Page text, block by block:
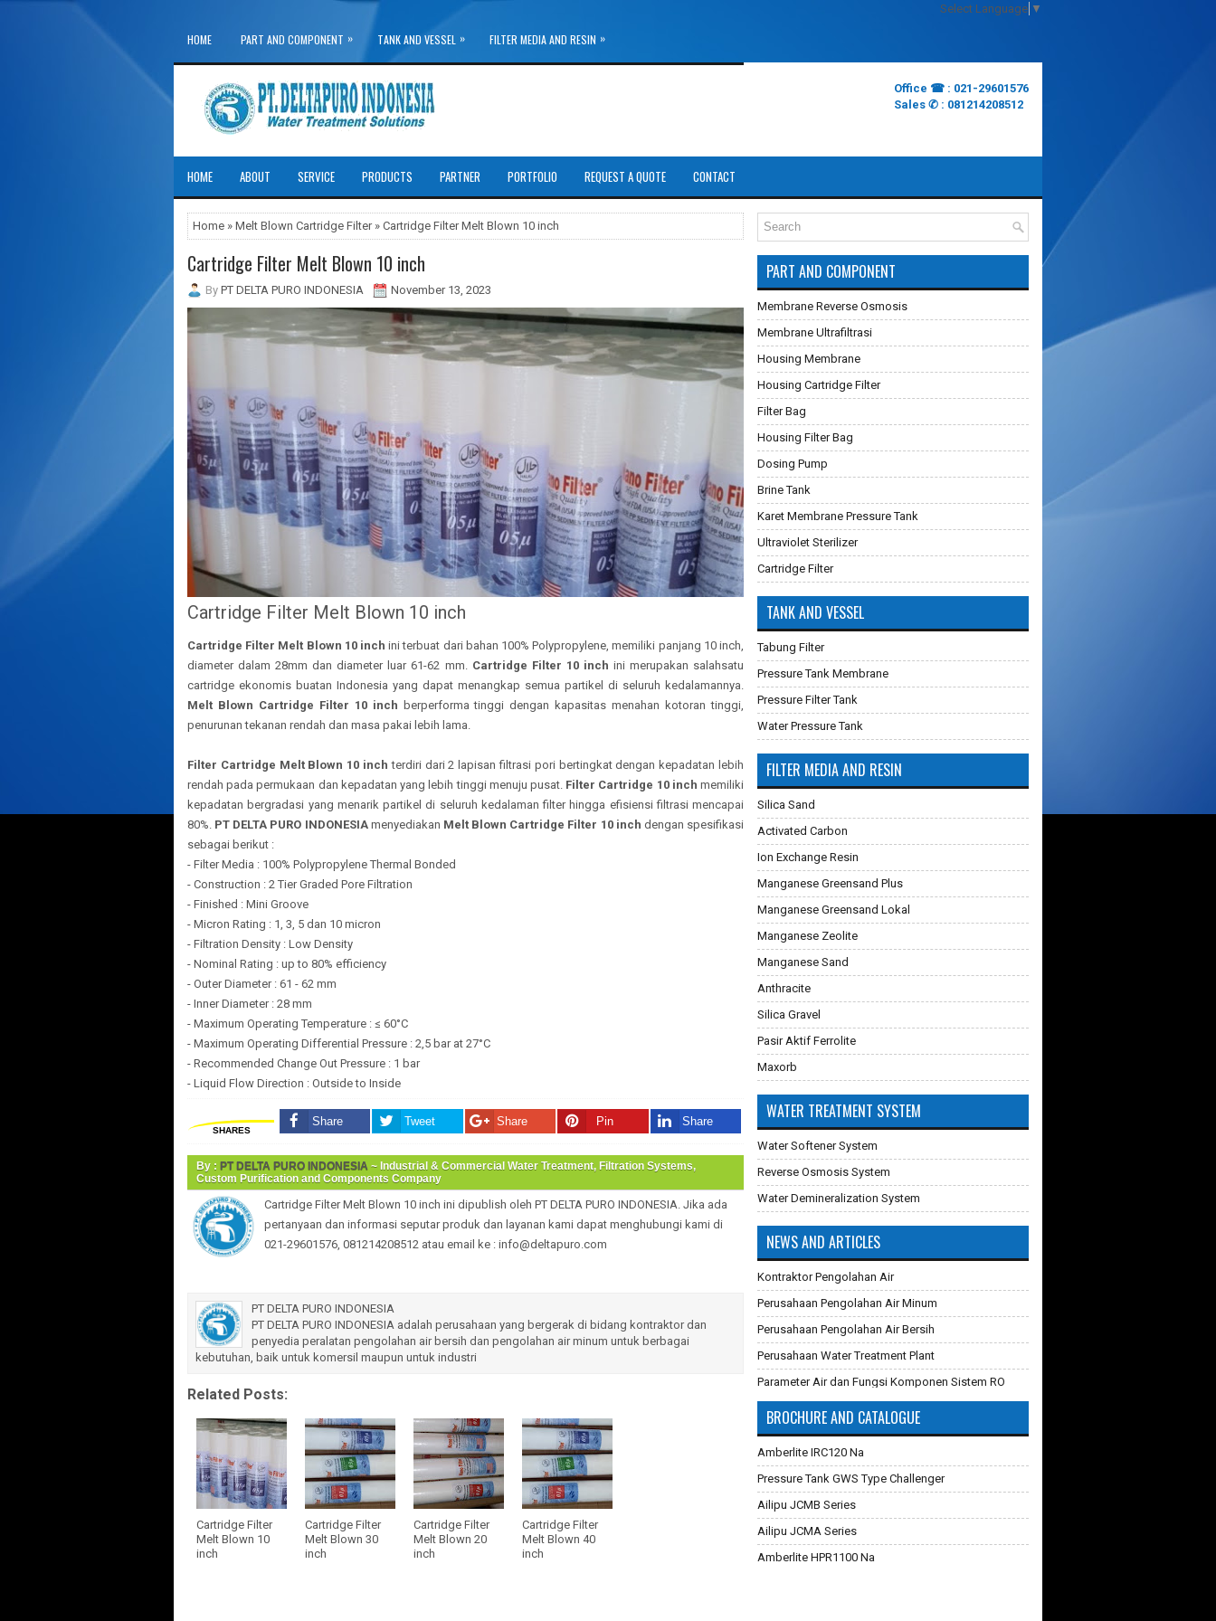
Select Language ▼
HOME PART AND COMPONENT » TANK AND VESSEL » FILTER MEDIA AND RESIN »
»
Office ☎ : 021-29601576
Sales ✆ : 081214208512
HOME ABOUT SERVICE PRODUCTS PARTNER PORTFOLIO REQUEST A QUOTE CONTACT
Home » Melt Blown Cartridge Filter» Cartridge Filter Melt Blown 10 inch
Cartridge Filter Melt Blown 10 inch
By PT DELTA PURO INDONESIA November 13, 2023
Cartridge Filter Melt Blown 10 inch
Cartridge Filter Melt Blown 10 inch ini terbuat dari bahan 100% Polypropylene, memiliki panjang 10 inch,
diameter dalam 28mm dan diameter luar 61-62 mm. Cartridge Filter 10 inch ini merupakan salahsatu
cartridge ekonomis buatan Indonesia yang dapat menangkap semua partikel di seluruh kedalamannya.
Melt Blown Cartridge Filter 10 inch berperforma tinggi dengan kapasitas menahan kotoran tinggi,
penurunan tekanan rendah dan masa pakai lebih lama.
Filter Cartridge Melt Blown 10 inch terdiri dari 2 lapisan filtrasi pori bertingkat dengan kepadatan lebih
rendah pada permukaan dan kepadatan yang lebih tinggi menuju pusat. Filter Cartridge 10 inch memiliki
kepadatan bergradasi yang menarik partikel di seluruh kedalaman filter hingga efisiensi filtrasi mencapai
80%. PT DELTA PURO INDONESIAmenyediakan Melt Blown Cartridge Filter 10 inch dengan spesifikasi
sebagai berikut :
- Filter Media : 100% Polypropylene Thermal Bonded
- Construction : 2 Tier Graded Pore Filtration
- Finished : Mini Groove
- Micron Rating : 1, 3, 5 dan 10 micron
- Filtration Density : Low Density
- Nominal Rating : up to 80% efficiency
- Outer Diameter : 61 - 62 mm
- Inner Diameter : 28 mm
- Maximum Operating Temperature : ≤ 60°C
- Maximum Operating Differential Pressure : 2,5 bar at 27°C
- Recommended Change Out Pressure : 1 bar
- Liquid Flow Direction : Outside to Inside
SHARES
Share Tweet Share Pin Share
By : PT DELTA PURO INDONESIA ~ Industrial & Commercial Water Treatment, Filtration Systems,
Custom Purification and Components Company
Cartridge Filter Melt Blown 10 inch ini dipublish oleh PT DELTA PURO INDONESIA. Jika ada
pertanyaan dan informasi seputar produk dan layanan kami dapat menghubungi kami di
021-29601576, 081214208512 atau email ke : info@deltapuro.com
PT DELTA PURO INDONESIA
PT DELTA PURO INDONESIA adalah perusahaan yang bergerak di bidang kontraktor dan
penyedia peralatan pengolahan air bersih dan pengolahan air minum untuk berbagai
kebutuhan, baik untuk komersil maupun untuk industri
Related Posts:
Cartridge Filter
Melt Blown 10
inch
Cartridge Filter
Melt Blown 30
inch
Cartridge Filter
Melt Blown 20
inch
Cartridge Filter
Melt Blown 40
inch
PART AND COMPONENT
Membrane Reverse Osmosis
Membrane Ultrafiltrasi
Housing Membrane
Housing Cartridge Filter
Filter Bag
Housing Filter Bag
Dosing Pump
Brine Tank
Karet Membrane Pressure Tank
Ultraviolet Sterilizer
Cartridge Filter
TANK AND VESSEL
Tabung Filter
Pressure Tank Membrane
Pressure Filter Tank
Water Pressure Tank
FILTER MEDIA AND RESIN
Silica Sand
Activated Carbon
Ion Exchange Resin
Manganese Greensand Plus
Manganese Greensand Lokal
Manganese Zeolite
Manganese Sand
Anthracite
Silica Gravel
Pasir Aktif Ferrolite
Maxorb
WATER TREATMENT SYSTEM
Water Softener System
Reverse Osmosis System
Water Demineralization System
NEWS AND ARTICLES
Kontraktor Pengolahan Air
Perusahaan Pengolahan Air Minum
Perusahaan Pengolahan Air Bersih
Perusahaan Water Treatment Plant
Parameter Air dan Fungsi Komponen Sistem RO
Pembuatan Karbon Aktif
Cara Mengganti Karet Membran Pressure Tank
Membran Filtrasi
Sistem Reverse Osmosis dan Cara Kerjanya
Cara Menghilangkan Zat Besi Pada Air
Aplikasi Teknologi Membran Pada Pengolahan Air
BROCHURE AND CATALOGUE
Amberlite IRC120 Na
Pressure Tank GWS Type Challenger
Ailipu JCMB Series
Ailipu JCMA Series
Amberlite HPR1100 Na